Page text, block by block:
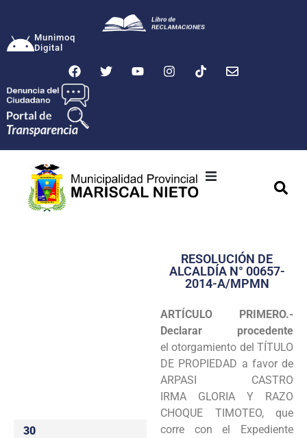
Munimoq
Digital
Transparencia
Intranet
30
RESOLUCIÓN DE
ALCALDÍA N° 00657-
2014-A/MPMN
ARTÍCULO PRIMERO.-
Declarar procedente
elotorgamiento del TÍTULO
DE PROPIEDAD a favor de
ARPASI CASTRO
IRMA GLORIA Y RAZO
CHOQUE TIMOTEO, que
corre con el Expediente